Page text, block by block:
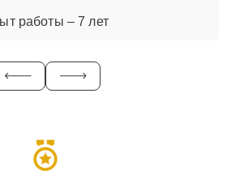
работы – 7 лет